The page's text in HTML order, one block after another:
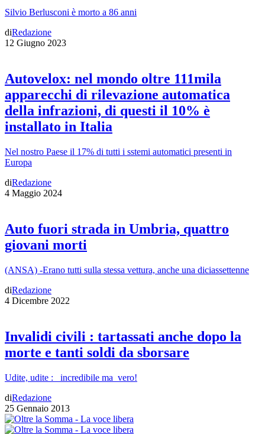
Silvio Berlusconi è morto a 86 anni
diRedazione
12 Giugno 2023
Autovelox: nel mondo oltre 111mila
apparecchi di rilevazione automatica
della infrazioni, di questi il 10% è
installato in Italia
Nel nostro Paese il 17% di tutti i sstemi automatici presenti in
Europa
diRedazione
4 Maggio 2024
Auto fuori strada in Umbria, quattro
giovani morti
(ANSA) -Erano tutti sulla stessa vettura, anche una diciassettenne
diRedazione
4 Dicembre 2022
Invalidi civili : tartassati anche dopo la
morte e tanti soldi da sborsare
Udite, udite : incredibile ma vero!
diRedazione
25 Gennaio 2013